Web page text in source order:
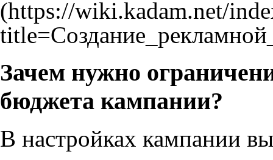
Зачем нужно
бюджета кампании?
В настройках кампании